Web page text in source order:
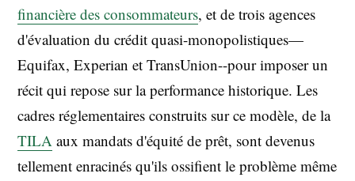
financière des consommateurs, et de trois agences
d'évaluation du crédit quasi-monopolistiques—
Equifax, Experian et TransUnion--pour imposer un
récit qui repose sur la performance historique. Les
cadres réglementaires construits sur ce modèle, de la
TILA aux mandats d'équité de prêt, sont devenus
tellement enracinés qu'ils ossifient le problème même